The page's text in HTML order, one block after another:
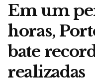
Em um
horas,
bate
realizadas